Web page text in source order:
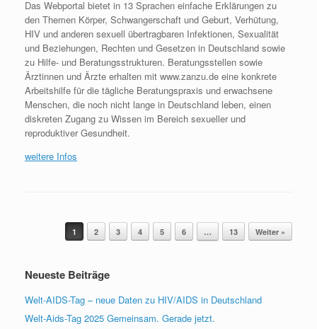
Das Webportal bietet in 13 Sprachen einfache Erklärungen zu
den Themen Körper, Schwangerschaft und Geburt, Verhütung,
HIV und anderen sexuell übertragbaren Infektionen, Sexualität
und Beziehungen, Rechten und Gesetzen in Deutschland sowie
zu Hilfe- und Beratungsstrukturen. Beratungsstellen sowie
Ärztinnen und Ärzte erhalten mit www.zanzu.de eine konkrete
Arbeitshilfe für die tägliche Beratungspraxis und erwachsene
Menschen, die noch nicht lange in Deutschland leben, einen
diskreten Zugang zu Wissen im Bereich sexueller und
reproduktiver Gesundheit.
weitere Infos
Beitragsnavigation
1 2 3 4 5 6 … 13 Weiter »
Neueste Beiträge
Welt-AIDS-Tag – neue Daten zu HIV/AIDS in Deutschland
Welt-Aids-Tag 2025 Gemeinsam. Gerade jetzt.